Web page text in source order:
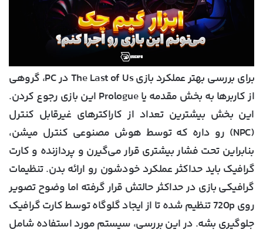
برای بررسی بهتر عملکرد بازی The Last of Us در PC، گروهی
از کاربرها به بخش مقدمه یا Prologue این بازی رجوع کردن.
این بخش بیشترین تعداد از کاراکترهای غیرقابل کنترل
(NPC) رو داره که توسط هوش مصنوعی کنترل میشن،
بنابراین تحت فشار بیشتری قرار می‌گیرن و پردازنده و کارت
گرافیک باید حداکثر عملکرد خودشون رو ارائه بدن. تنظیمات
گرافیکی بازی در حداکثر حالتش قرار گرفته اما وضوح تصویر
روی 720p تنظیم شده تا از ایجاد گلوگاه توسط کارت گرافیک
جلوگیری بشه. در این بررسی، سیستم مورد استفاده شامل